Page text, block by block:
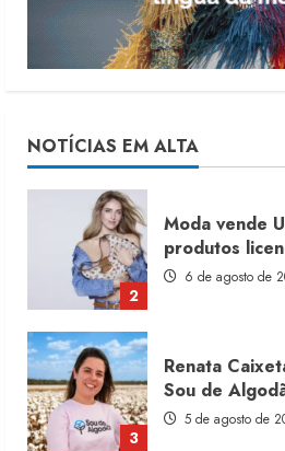
NOTÍCIAS EM ALTA
1
2
6 de agosto de
3
Renata
Sou de
5 de agosto de
4
Fakini prevê
receita em
4 de agosto de